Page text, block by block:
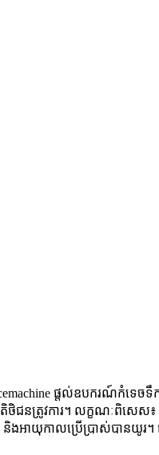
ផ្តល់ឧបករណ៍កំទេច
នត្រូវការ។ លក្ខណៈពិសេស៖ សំ
ពស់ និងអាយុកាលប្រើប្រាស់បាន